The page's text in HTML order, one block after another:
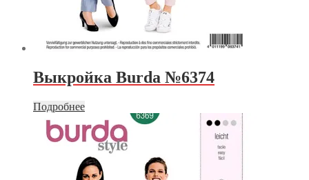
Выкройка Burda №6374
Подробнее